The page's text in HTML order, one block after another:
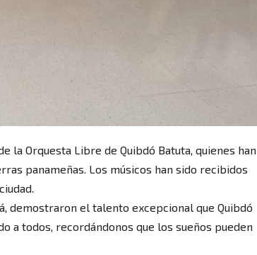
Orquesta Libre de Quibdó Batuta, quienes han
panameñas. Los músicos han sido recibidos
demostraron el talento excepcional que Quibdó
a todos, recordándonos que los sueños pueden